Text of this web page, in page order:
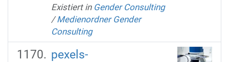
Existiert in Gender Consulting
/Medienordner Gender
Consulting
pexels-